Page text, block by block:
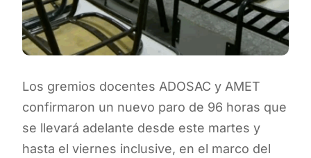
Los gremios docentes ADOSAC y AMET
confirmaron un nuevo paro de 96 horas que
se llevará adelante desde este martes y
hasta el viernes inclusive, en el marco del